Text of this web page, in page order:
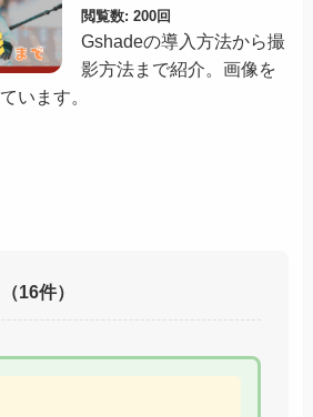
閲覧数: 200回
Gshadeの導入方法から撮
影方法まで紹介。画像を
います。
（16件）